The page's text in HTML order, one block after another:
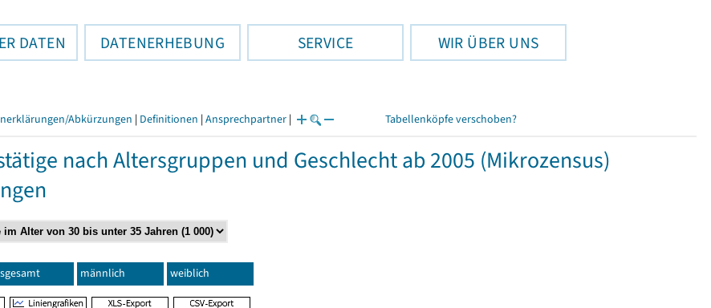
DATEN DATENERHEBUNG SERVICE WIR ÜBER UNS
Abkürzungen | Definitionen | Ansprechpartner | Tabellenköpfe verschoben?
nach Altersgruppen und Geschlecht ab 2005 (Mikrozensus)
männlich weiblich